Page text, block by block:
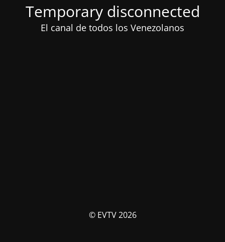
Temporary disconnected
El canal de todos los Venezolanos
© EVTV 2026